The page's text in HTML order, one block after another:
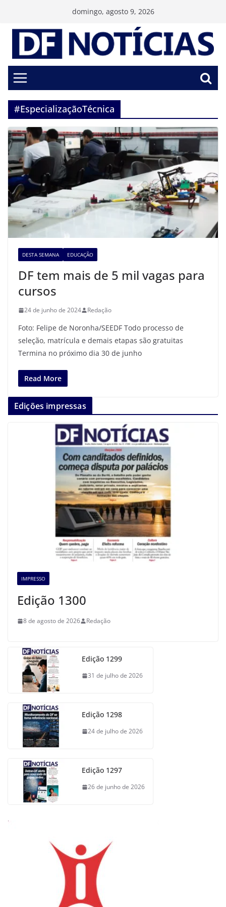
conteúdo
domingo, agosto 9, 2026
#EspecializaçãoTécnica
DESTA SEMANA EDUCAÇÃO
DF tem mais de 5 mil vagas para
cursos
24 de junho de 2024 Redação
Foto: Felipe de Noronha/SEEDF Todo processo de
seleção, matrícula e demais etapas são gratuitas
Termina no próximo dia 30 de junho
Read More
Edições impressas
IMPRESSO
Edição 1300
8 de agosto de 2026 Redação
Edição 1299
31 de julho de 2026
Edição 1298
24 de julho de 2026
Edição 1297
26 de junho de 2026